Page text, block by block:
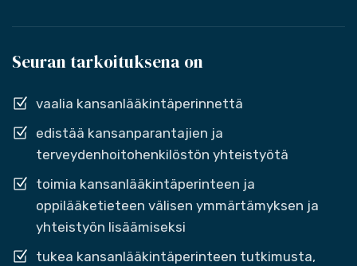
Seuran tarkoituksena on
vaalia kansanlääkintäperinnettä
edistää kansanparantajien ja
terveydenhoitohenkilöstön yhteistyötä
toimia kansanlääkintäperinteen ja
oppilääketieteen välisen ymmärtämyksen ja
yhteistyön lisäämiseksi
tukea kansanlääkintäperinteen tutkimusta,